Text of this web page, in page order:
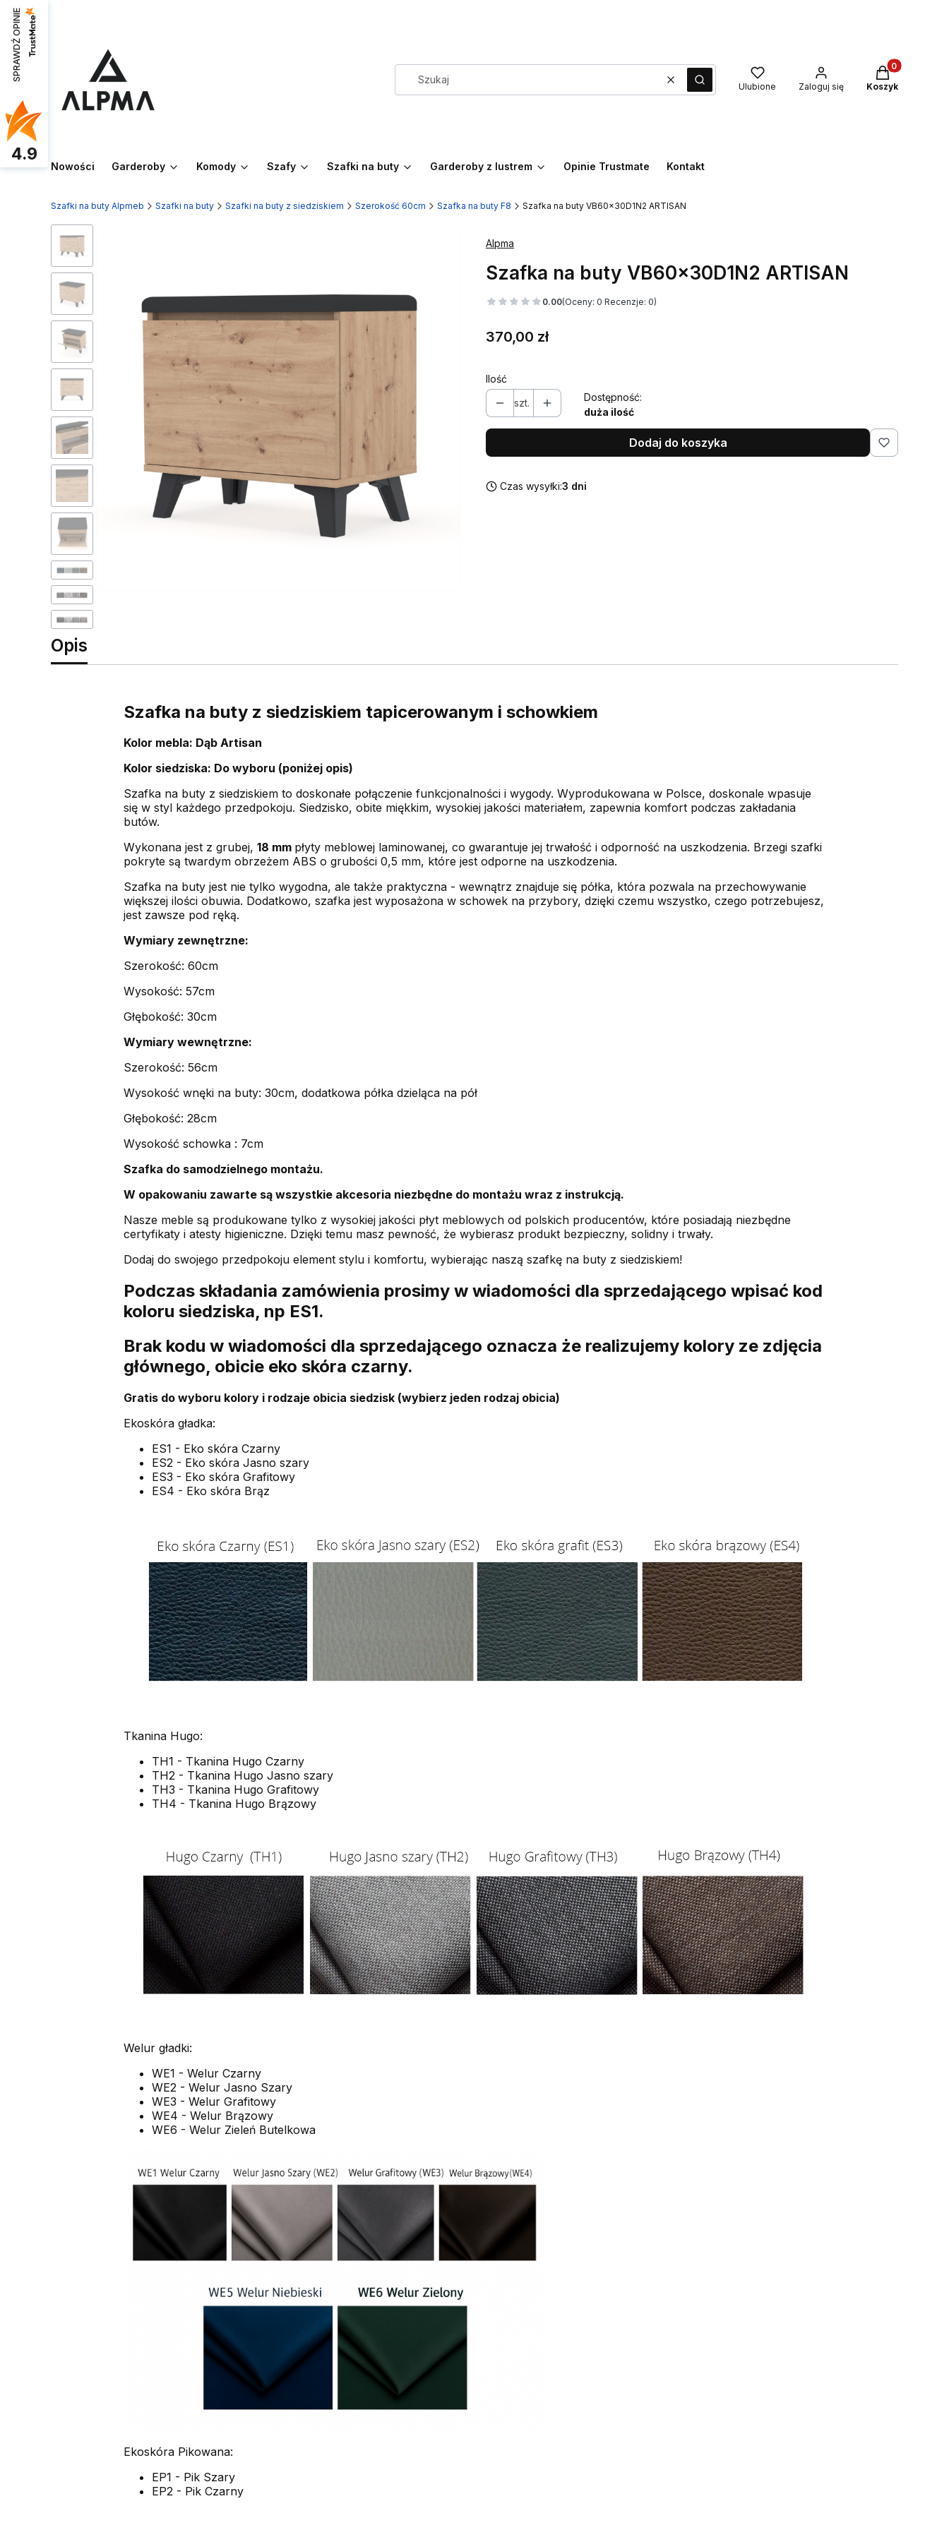
WyczyśćSzukaj Ulubione Zaloguj się
Produkty w
Koszyk
Nowości Garderoby Komody Szafy Szafki na buty Garderoby z lustrem Opinie Trustmate Kontakt
Szafki na buty Alpmeb Szafki na buty Szafki na buty z siedziskiem Szerokość 60cm Szafka na buty F8 Szafka na buty VB60x30D1N2 ARTISAN
Alpma
Szafka na buty VB60x30D1N2 ARTISAN
0.00(Oceny: 0 Recenzje: 0)
Cena
370,00 zł
Ilość
szt.
Dostępność:
duża ilość
Dodaj do koszyka
Czas wysyłki:3 dni
Opis
Szafka na buty z siedziskiem tapicerowanym i schowkiem
Kolor mebla: Dąb Artisan
Kolor siedziska: Do wyboru (poniżej opis)
Szafka na buty z siedziskiem to doskonałe połączenie funkcjonalności i wygody. Wyprodukowana w Polsce, doskonale wpasuje
się w styl każdego przedpokoju. Siedzisko, obite miękkim, wysokiej jakości materiałem, zapewnia komfort podczas zakładania
butów.
Wykonana jest z grubej, 18 mm płyty meblowej laminowanej, co gwarantuje jej trwałość i odporność na uszkodzenia. Brzegi szafki
pokryte są twardym obrzeżem ABS o grubości 0,5 mm, które jest odporne na uszkodzenia.
Szafka na buty jest nie tylko wygodna, ale także praktyczna - wewnątrz znajduje się półka, która pozwala na przechowywanie
większej ilości obuwia. Dodatkowo, szafka jest wyposażona w schowek na przybory, dzięki czemu wszystko, czego potrzebujesz,
jest zawsze pod ręką.
Wymiary zewnętrzne:
Szerokość: 60cm
Wysokość: 57cm
Głębokość: 30cm
Wymiary wewnętrzne:
Szerokość: 56cm
Wysokość wnęki na buty: 30cm, dodatkowa półka dzieląca na pół
Głębokość: 28cm
Wysokość schowka : 7cm
Szafka do samodzielnego montażu.
W opakowaniu zawarte są wszystkie akcesoria niezbędne do montażu wraz z instrukcją.
Nasze meble są produkowane tylko z wysokiej jakości płyt meblowych od polskich producentów, które posiadają niezbędne
certyfikaty i atesty higieniczne. Dzięki temu masz pewność, że wybierasz produkt bezpieczny, solidny i trwały.
Dodaj do swojego przedpokoju element stylu i komfortu, wybierając naszą szafkę na buty z siedziskiem!
Podczas składania zamówienia prosimy w wiadomości dla sprzedającego wpisać kod
koloru siedziska, np ES1.
Brak kodu w wiadomości dla sprzedającego oznacza że realizujemy kolory ze zdjęcia
głównego, obicie eko skóra czarny.
Gratis do wyboru kolory i rodzaje obicia siedzisk (wybierz jeden rodzaj obicia)
Ekoskóra gładka:
ES1 - Eko skóra Czarny
ES2 - Eko skóra Jasno szary
ES3 - Eko skóra Grafitowy
ES4 - Eko skóra Brąz
Tkanina Hugo:
TH1 - Tkanina Hugo Czarny
TH2 - Tkanina Hugo Jasno szary
TH3 - Tkanina Hugo Grafitowy
TH4 - Tkanina Hugo Brązowy
Welur gładki:
WE1 - Welur Czarny
WE2 - Welur Jasno Szary
WE3 - Welur Grafitowy
WE4 - Welur Brązowy
WE6 - Welur Zieleń Butelkowa
Ekoskóra Pikowana:
EP1 - Pik Szary
EP2 - Pik Czarny
SPRAWDŹ OPINIE
4.9